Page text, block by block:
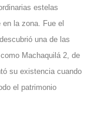
estelas
la zona. Fue el
una de las
Machaquilá 2, de
su existencia cuando
el patrimonio